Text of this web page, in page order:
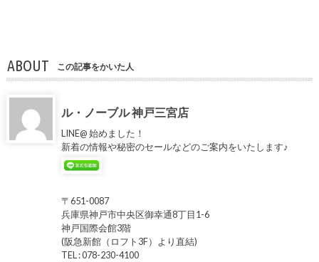
ABOUT この記事をかいた人
ル・ノーブル 神戸三宮店
LINE@ 始めました！
新着の情報や秘密のセールなどのご案内をいたします♪
〒651-0087
兵庫県神戸市中央区御幸通8丁目1-6
神戸国際会館3階
(阪急新館（ロフト3F）より直結)
TEL : 078-230-4100